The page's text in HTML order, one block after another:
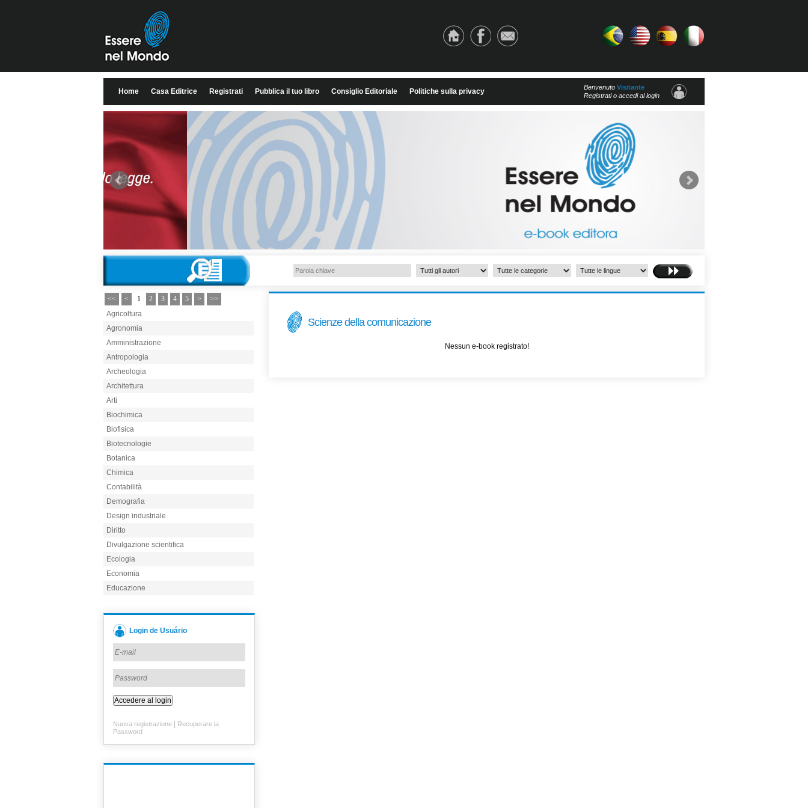
Home Casa Editrice Registrati Pubblica il tuo libro Consiglio Editoriale Politiche sulla privacy Benvenuto Visitante
Registrati o accedi al login
<< < 1 2 3 4 5 >
>>
Agricoltura
Agronomia
Amministrazione
Antropologia
Archeologia
Architettura
Arti
Biochimica
Biofisica
Biotecnologie
Botanica
Chimica
Contabilità
Demografia
Design industriale
Diritto
Divulgazione scientifica
Ecologia
Economia
Educazione
Login de Usuário
Nuova registrazione
Recuperare la
Password
Scienze della comunicazione
Nessun e-book registrato!